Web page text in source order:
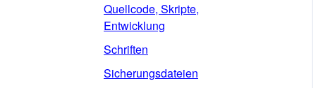
Quellcode, Skripte,
Entwicklung
Schriften
Sicherungsdateien